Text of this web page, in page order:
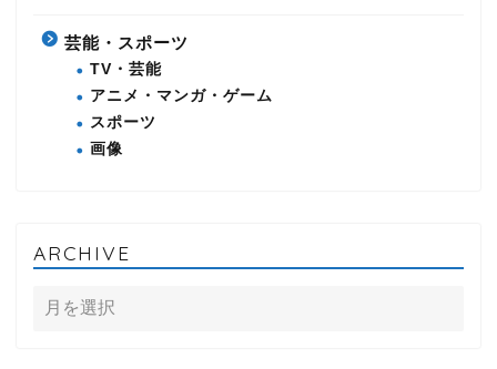
芸能・スポーツ
TV・芸能
アニメ・マンガ・ゲーム
スポーツ
画像
ARCHIVE